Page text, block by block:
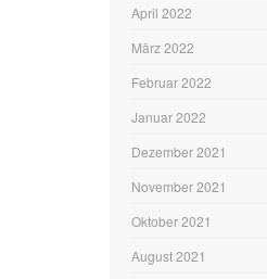
April 2022
März 2022
Februar 2022
Januar 2022
Dezember 2021
November 2021
Oktober 2021
August 2021